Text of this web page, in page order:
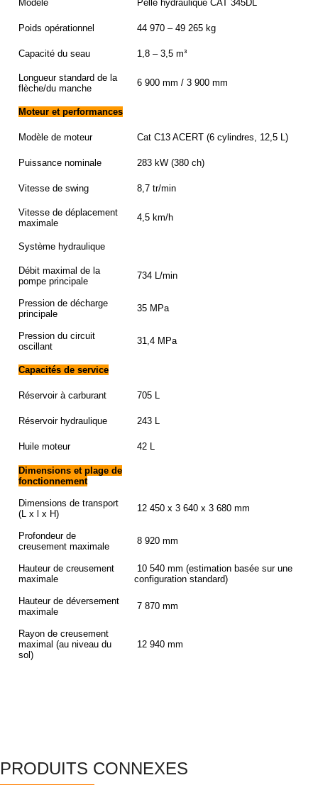
Modèle Pelle hydraulique CAT 345DL
Poids opérationnel 44 970 – 49 265 kg
Capacité du seau 1,8 – 3,5 m³
Longueur standard de la
flèche/du manche
6 900 mm / 3 900 mm
Moteur et performances
Modèle de moteur Cat C13 ACERT (6 cylindres, 12,5 L)
Puissance nominale 283 kW (380 ch)
Vitesse de swing 8,7 tr/min
Vitesse de déplacement
maximale
4,5 km/h
Système hydraulique
Débit maximal de la
pompe principale
734 L/min
Pression de décharge
principale
35 MPa
Pression du circuit
oscillant
31,4 MPa
Capacités de service
Réservoir à carburant 705 L
Réservoir hydraulique 243 L
Huile moteur 42 L
Dimensions et plage de
fonctionnement
Dimensions de transport
(L x l x H)
12 450 x 3 640 x 3 680 mm
Profondeur de
creusement maximale
8 920 mm
Hauteur de creusement
maximale
10 540 mm (estimation basée sur une
configuration standard)
Hauteur de déversement
maximale
7 870 mm
Rayon de creusement
maximal (au niveau du
sol)
12 940 mm
PRODUITS CONNEXES